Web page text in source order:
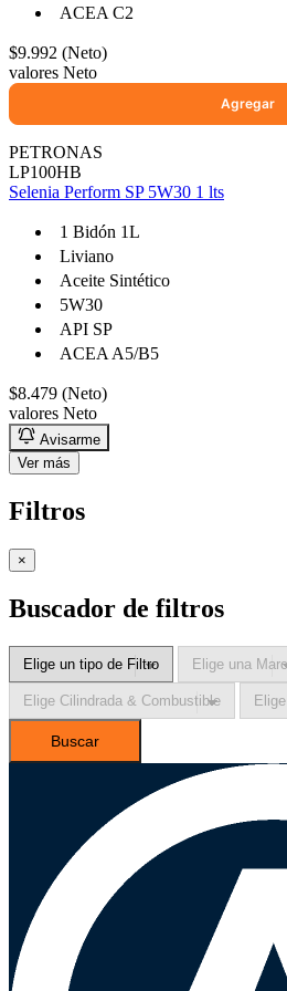
Sobre nosotros
Talleres
Sucursales
Seguimiento de pedidos
¿Quieres trabajar en Antumalal?
ACEA C2
$9.992 (Neto)
valores Neto
PETRONAS
LP100HB
Selenia Perform SP 5W30 1 lts
1 Bidón 1L
Liviano
Aceite Sintético
5W30
API SP
ACEA A5/B5
$8.479 (Neto)
valores Neto
Avisarme
Ver más
Filtros
×
Buscador de filtros
Buscar